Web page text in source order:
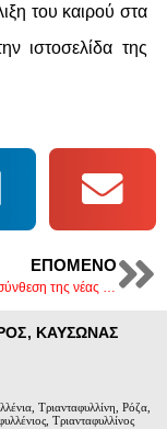
του καιρού στα
ιστοσελίδα της
ΕΠΌΜΕΝΟ
Αυτή είναι η σύνθεση της νέας κυβέρνησης – Ποιοι μένουν εκτός, ποιοι παίρνουν υπουργική καρέκλα
, ΚΑΥΣΩΝΑΣ
Τριανταφυλλίνη, Ρόζα,
Τριανταφυλλίνος